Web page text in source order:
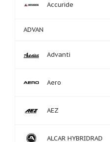
Accuride
ADVAN
Advanti
Aero
AEZ
ALCAR HYBRIDRAD